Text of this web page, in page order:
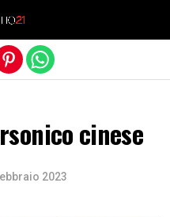
cinese
2023
version